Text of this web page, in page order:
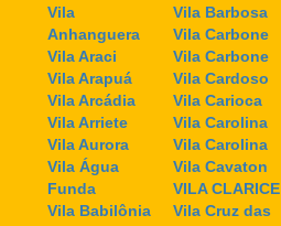
Vila
Anhanguera
Vila Araci
Vila Arapuá
Vila Arcádia
Vila Arriete
Vila Aurora
Vila Água
Funda
Vila Babilônia
Vila Barbosa
Vila Carbone
Vila Carbone
Vila Cardoso
Vila Carioca
Vila Carolina
Vila Carolina
Vila Cavaton
VILA CLARICE
Vila Cruz das